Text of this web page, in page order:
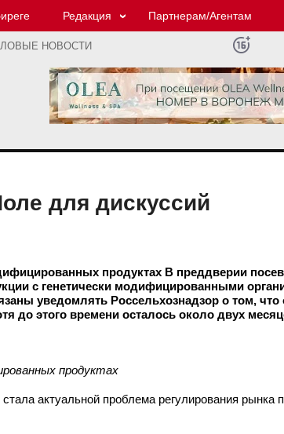
Редакция Партнерам/Агентам
НОВОСТИ
для дискуссий
продуктах В преддверии
с генетически модифицированными
уведомлять Россельхознадзор о том,
до этого времени осталось около двух
продуктах
актуальной проблема регулирования